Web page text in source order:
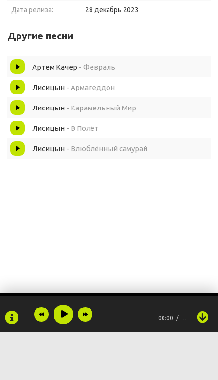
Дата релиза:
28 декабрь 2023
Другие песни
Артем Качер - Февраль
Лисицын - Армагеддон
Лисицын - Карамельный Мир
Лисицын - В Полёт
Лисицын - Влюблённый самурай
00:00